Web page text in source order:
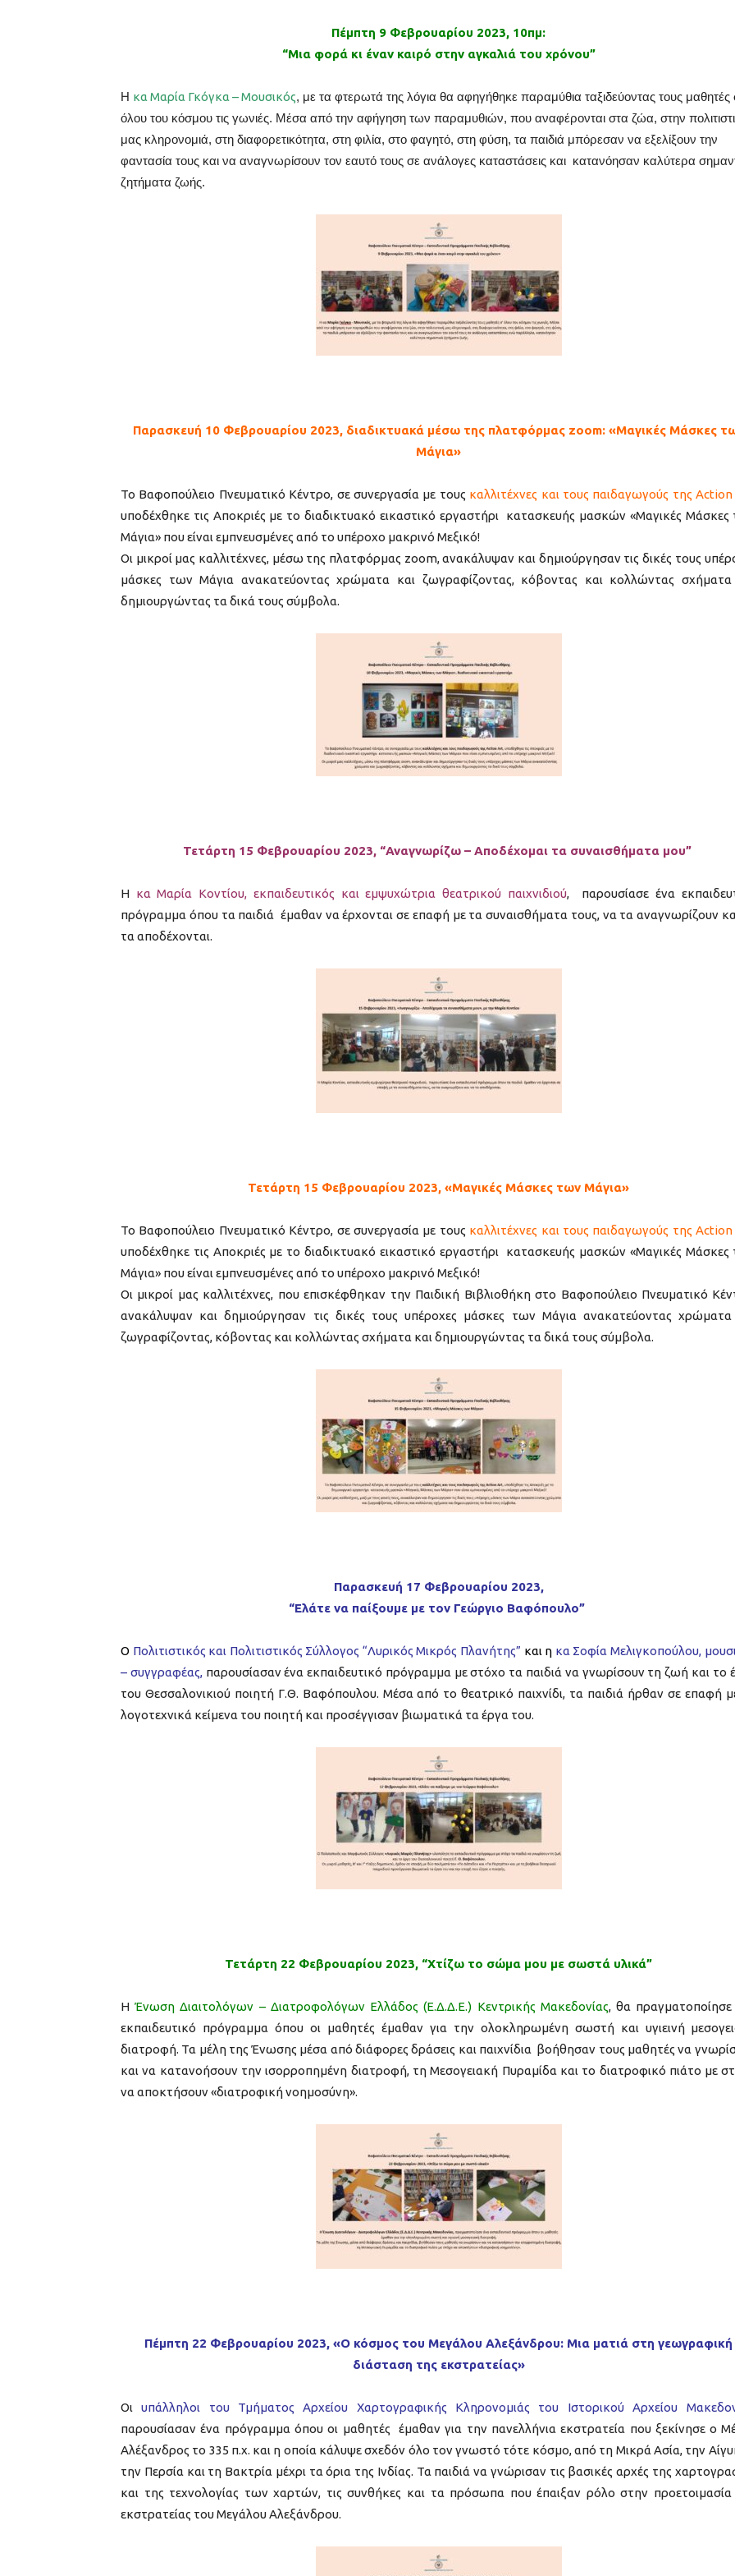
Πέμπτη 9 Φεβρουαρίου 2023, 10πμ:
“Μια φορά κι έναν καιρό στην αγκαλιά του χρόνου”
Η κα Μαρία Γκόγκα – Μουσικός, με τα φτερωτά της λόγια θα αφηγήθηκε παραμύθια ταξιδεύοντας τους μαθητές
όλου του κόσμου τις γωνιές. Μέσα από την αφήγηση των παραμυθιών, που αναφέρονται στα ζώα, στην
μας κληρονομιά, στη διαφορετικότητα, στη φιλία, στο φαγητό, στη φύση, τα παιδιά μπόρεσαν να εξελίξουν την
φαντασία τους και να αναγνωρίσουν τον εαυτό τους σε ανάλογες καταστάσεις και κατανόησαν καλύτερα
ζητήματα ζωής.
Παρασκευή 10 Φεβρουαρίου 2023, διαδικτυακά μέσω της πλατφόρμας zoom: «Μαγικές Μάσκες
Μάγια»
Το Βαφοπούλειο Πνευματικό Κέντρο, σε συνεργασία με τους καλλιτέχνες και τους παιδαγωγούς της
υποδέχθηκε τις Αποκριές με το διαδικτυακό εικαστικό εργαστήρι κατασκευής μασκών «Μαγικές Μάσκες
Μάγια» που είναι εμπνευσμένες από το υπέροχο μακρινό Μεξικό!
Οι μικροί μας καλλιτέχνες, μέσω της πλατφόρμας zoom, ανακάλυψαν και δημιούργησαν τις δικές τους
μάσκες των Μάγια ανακατεύοντας χρώματα και ζωγραφίζοντας, κόβοντας και κολλώντας σχήματα
δημιουργώντας τα δικά τους σύμβολα.
Τετάρτη 15 Φεβρουαρίου 2023, “Αναγνωρίζω – Αποδέχομαι τα συναισθήματα μου”
Η κα Μαρία Κοντίου, εκπαιδευτικός και εμψυχώτρια θεατρικού παιχνιδιού, παρουσίασε ένα
πρόγραμμα όπου τα παιδιά έμαθαν να έρχονται σε επαφή με τα συναισθήματα τους, να τα αναγνωρίζουν
τα αποδέχονται.
Τετάρτη 15 Φεβρουαρίου 2023, «Μαγικές Μάσκες των Μάγια»
Το Βαφοπούλειο Πνευματικό Κέντρο, σε συνεργασία με τους καλλιτέχνες και τους παιδαγωγούς της
υποδέχθηκε τις Αποκριές με το διαδικτυακό εικαστικό εργαστήρι κατασκευής μασκών «Μαγικές Μάσκες
Μάγια» που είναι εμπνευσμένες από το υπέροχο μακρινό Μεξικό!
Οι μικροί μας καλλιτέχνες, που επισκέφθηκαν την Παιδική Βιβλιοθήκη στο Βαφοπούλειο Πνευματικό
ανακάλυψαν και δημιούργησαν τις δικές τους υπέροχες μάσκες των Μάγια ανακατεύοντας χρώματα
ζωγραφίζοντας, κόβοντας και κολλώντας σχήματα και δημιουργώντας τα δικά τους σύμβολα.
Παρασκευή 17 Φεβρουαρίου 2023,
“Ελάτε να παίξουμε με τον Γεώργιο Βαφόπουλο”
Ο Πολιτιστικός και Πολιτιστικός Σύλλογος “Λυρικός Μικρός Πλανήτης” και η κα Σοφία Μελιγκοπούλου,
– συγγραφέας,παρουσίασαν ένα εκπαιδευτικό πρόγραμμα με στόχο τα παιδιά να γνωρίσουν τη ζωή και το
του Θεσσαλονικιού ποιητή Γ.Θ. Βαφόπουλου. Μέσα από το θεατρικό παιχνίδι, τα παιδιά ήρθαν σε επαφή
λογοτεχνικά κείμενα του ποιητή και προσέγγισαν βιωματικά τα έργα του.
Τετάρτη 22 Φεβρουαρίου 2023, “Xτίζω το σώμα μου με σωστά υλικά”
ΗΈνωση Διαιτολόγων – Διατροφολόγων Ελλάδος (Ε.Δ.Δ.Ε.) Κεντρικής Μακεδονίας, θα πραγματοποίησε
εκπαιδευτικό πρόγραμμα όπου οι μαθητές έμαθαν για την ολοκληρωμένη σωστή και υγιεινή
διατροφή. Τα μέλη της Ένωσης μέσα από διάφορες δράσεις και παιχνίδια βοήθησαν τους μαθητές να
και να κατανοήσουν την ισορροπημένη διατροφή, τη Μεσογειακή Πυραμίδα και το διατροφικό πιάτο με
να αποκτήσουν «διατροφική νοημοσύνη».
Πέμπτη 22 Φεβρουαρίου 2023, «Ο κόσμος του Μεγάλου Αλεξάνδρου: Μια ματιά στη γεωγραφική
διάσταση της εκστρατείας»
Οιυπάλληλοι του Τμήματος Αρχείου Χαρτογραφικής Κληρονομιάς του Ιστορικού Αρχείου
παρουσίασαν ένα πρόγραμμα όπου οι μαθητές έμαθαν για την πανελλήνια εκστρατεία που ξεκίνησε ο
Αλέξανδρος το 335 π.χ. και η οποία κάλυψε σχεδόν όλο τον γνωστό τότε κόσμο, από τη Μικρά Ασία, την
την Περσία και τη Βακτρία μέχρι τα όρια της Ινδίας. Τα παιδιά να γνώρισαν τις βασικές αρχές της
και της τεχνολογίας των χαρτών, τις συνθήκες και τα πρόσωπα που έπαιξαν ρόλο στην προετοιμασία
εκστρατείας του Μεγάλου Αλεξάνδρου.